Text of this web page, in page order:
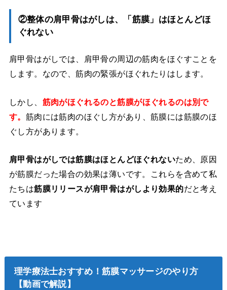
②整体の肩甲骨はがしは、「筋膜」はほとんどほ
ぐれない
肩甲骨はがしでは、肩甲骨の周辺の筋肉をほぐすことを
します。なので、筋肉の緊張がほぐれたりはします。
しかし、 筋肉がほぐれるのと筋膜がほぐれるのは別で
す。 筋肉には筋肉のほぐし方があり、筋膜には筋膜のほ
ぐし方があります。
肩甲骨はがしでは筋膜はほとんどほぐれないため、原因
が筋膜だった場合の効果は薄いです。これらを含めて私
たちは筋膜リリースが肩甲骨はがしより効果的だと考え
ています
理学療法士おすすめ！筋膜マッサージのやり方
【動画で解説】